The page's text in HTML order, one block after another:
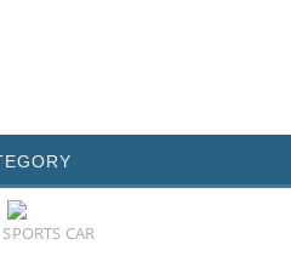
SPORTS CAR